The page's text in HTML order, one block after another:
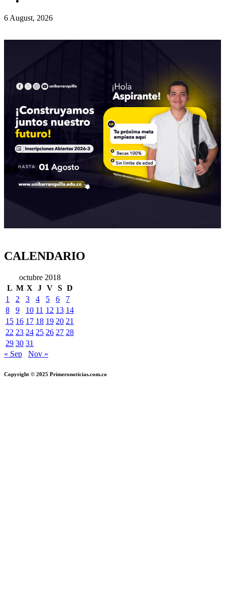
6 August, 2026
CALENDARIO
octubre 2018
L M X J V S D
1
2 3 4 5 6
7
8
9 10 11 12 13 14
15 16 17 18 19 20 21
22 23 24 25 26 27 28
29 30 31
« Sep
Nov »
Copyright © 2025 Primeronoticias.com.co